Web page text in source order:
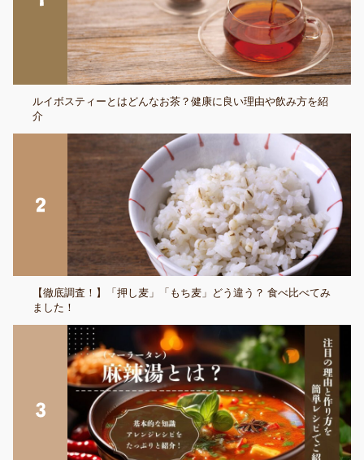
ルイボスティーとはどんなお茶？健康に良い理由や飲み方を紹
介
【徹底調査！】「押し麦」「もち麦」どう違う？ 食べ比べてみ
ました！